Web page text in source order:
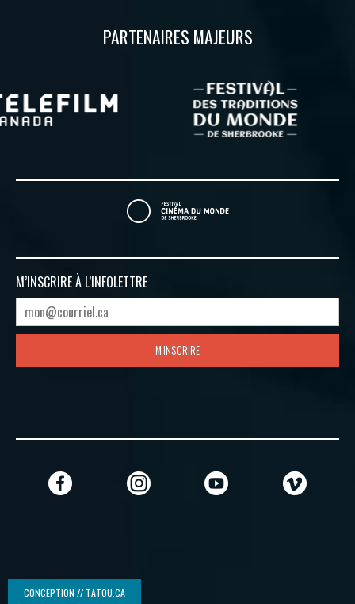
PARTENAIRES MAJEURS
M’INSCRIRE À L’INFOLETTRE
M'INSCRIRE
CONCEPTION // TATOU.CA